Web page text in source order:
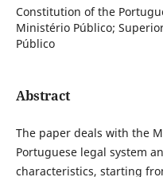
Constitution of the
Ministério Público;
Público
Abstract
The paper deals with the
Portuguese legal system
characteristics, starting